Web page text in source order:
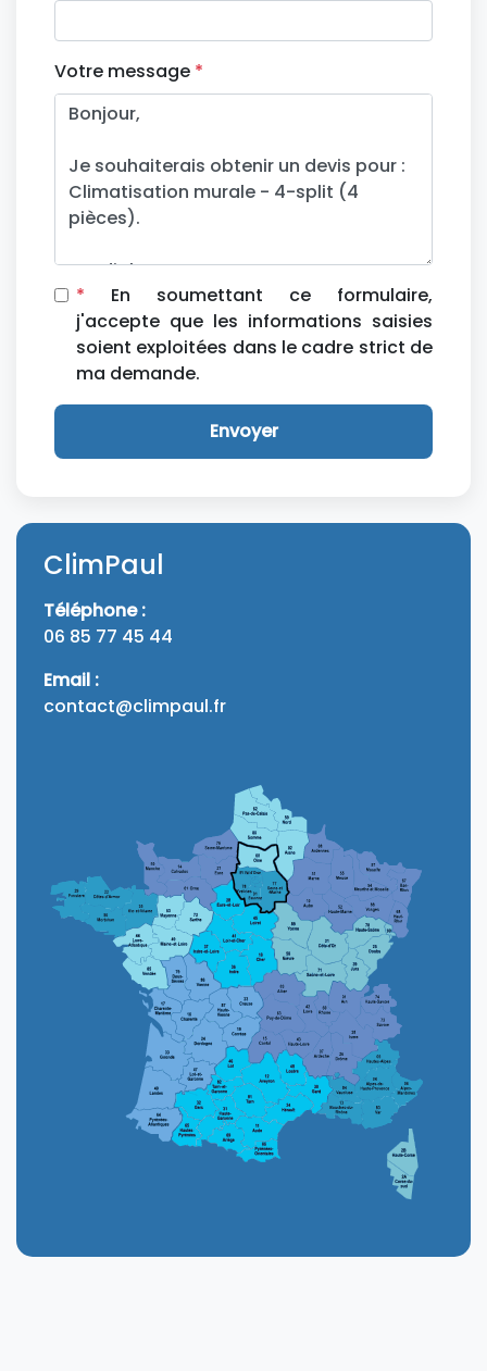
Votre message *
* En soumettant ce formulaire,
j'accepte que les informations saisies
soient exploitées dans le cadre strict de
ma demande.
Envoyer
ClimPaul
Téléphone :
06 85 77 45 44
Email :
contact@climpaul.fr